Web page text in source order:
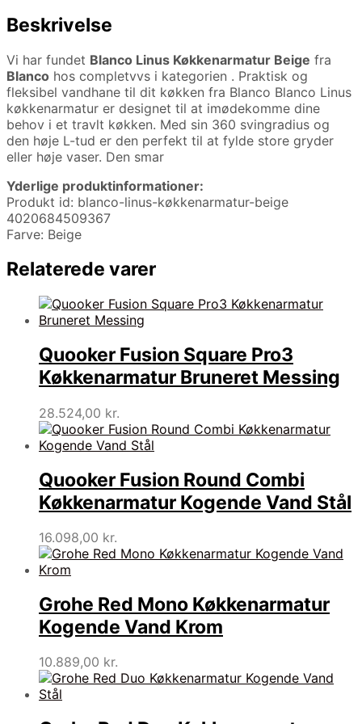
Beskrivelse
Vi har fundet Blanco Linus Køkkenarmatur Beige fra
Blanco hos completvvs i kategorien . Praktisk og
fleksibel vandhane til dit køkken fra Blanco Blanco Linus
køkkenarmatur er designet til at imødekomme dine
behov i et travlt køkken. Med sin 360 svingradius og
den høje L-tud er den perfekt til at fylde store gryder
eller høje vaser. Den smar
Yderlige produktinformationer:
Produkt id: blanco-linus-køkkenarmatur-beige
4020684509367
Farve: Beige
Relaterede varer
Quooker Fusion Square Pro3
Køkkenarmatur Bruneret Messing
28.524,00 kr.
Quooker Fusion Round Combi
Køkkenarmatur Kogende Vand Stål
16.098,00 kr.
Grohe Red Mono Køkkenarmatur
Kogende Vand Krom
10.889,00 kr.